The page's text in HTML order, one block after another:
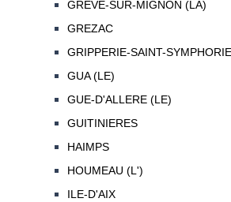
GREVE-SUR-MIGNON (LA)
GREZAC
GRIPPERIE-SAINT-
GUA (LE)
GUE-D'ALLERE (LE)
GUITINIERES
HAIMPS
HOUMEAU (L')
ILE-D'AIX